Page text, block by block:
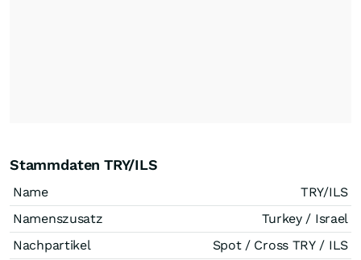
Stammdaten TRY/ILS
Name
TRY/ILS
Namenszusatz
Turkey / Israel
Nachpartikel
Spot / Cross TRY / ILS